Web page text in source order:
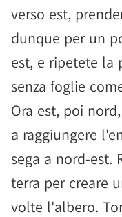
verso est,
dunque per un
est, e ripetete la
senza foglie
Ora est, poi
a raggiungere
sega a nord-est.
terra per creare
volte l'albero.